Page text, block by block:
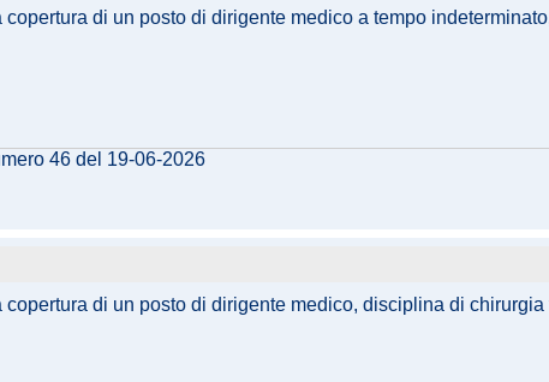
di un posto di dirigente medico a tempo
46 del 19-06-2026
di un posto di dirigente medico, disciplina di chirurgia